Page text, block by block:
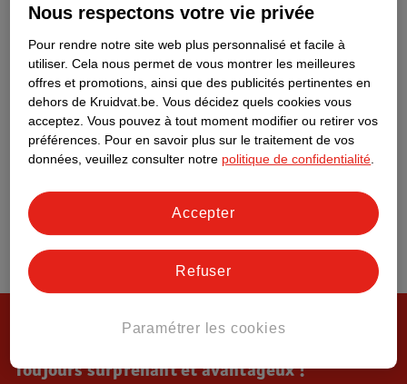
Toujours surprenant et avantageux !
Nous respectons votre vie privée
Pour rendre notre site web plus personnalisé et facile à
utiliser. Cela nous permet de vous montrer les meilleures
offres et promotions, ainsi que des publicités pertinentes en
dehors de Kruidvat.be. Vous décidez quels cookies vous
acceptez. Vous pouvez à tout moment modifier ou retirer vos
préférences. Pour en savoir plus sur le traitement de vos
données, veuillez consulter notre politique de confidentialité
Paramétrer les cookies
Refuser
Accepter